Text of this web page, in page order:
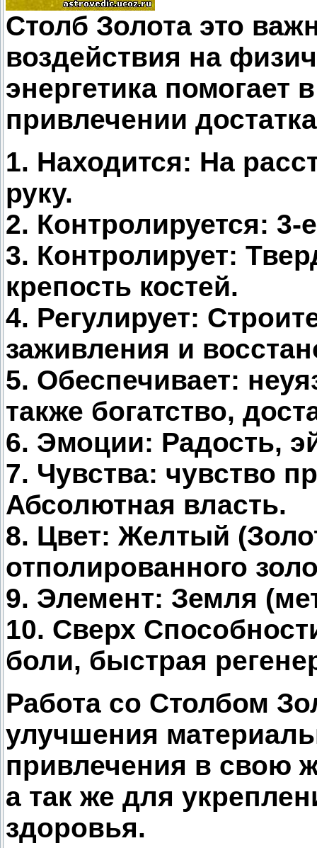
Столб Золота это
воздействия на
энергетика помогает
привлечении
1. Находится: На
руку.
2. Контролируется: 3-
3. Контролирует:
крепость костей.
4. Регулирует:
заживления и
5. Обеспечивает:
также богатство,
6. Эмоции: Радость,
7. Чувства: чувство
Абсолютная власть.
8. Цвет: Желтый
отполированного
9. Элемент: Земля
10. Сверх
боли, быстрая
Работа со Столбом
улучшения
привлечения в свою
а так же для
здоровья.